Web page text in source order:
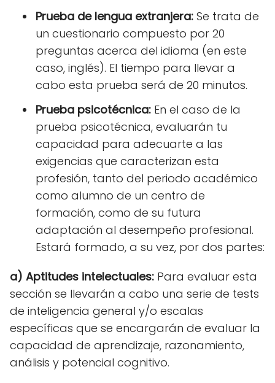
Prueba de lengua extranjera: Se trata de
un cuestionario compuesto por 20
preguntas acerca del idioma (en este
caso, inglés). El tiempo para llevar a
cabo esta prueba será de 20 minutos.
Prueba psicotécnica: En el caso de la
prueba psicotécnica, evaluarán tu
capacidad para adecuarte a las
exigencias que caracterizan esta
profesión, tanto del periodo académico
como alumno de un centro de
formación, como de su futura
adaptación al desempeño profesional.
Estará formado, a su vez, por dos partes:
a) Aptitudes intelectuales: Para evaluar esta
sección se llevarán a cabo una serie de tests
de inteligencia general y/o escalas
específicas que se encargarán de evaluar la
capacidad de aprendizaje, razonamiento,
análisis y potencial cognitivo.